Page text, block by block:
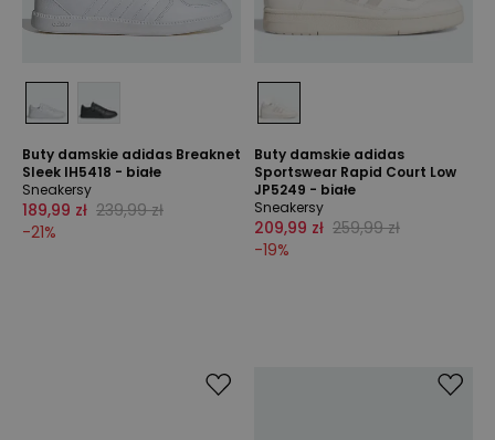
Buty damskie adidas Breaknet
Sleek IH5418 - białe
Sneakersy
189,99 zł 239,99 zł
-21%
Buty damskie adidas
Sportswear Rapid Court Low
JP5249 - białe
Sneakersy
209,99 zł 259,99 zł
-19%